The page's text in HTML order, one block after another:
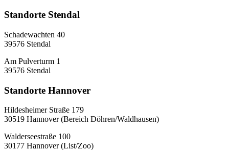
Standorte Stendal
Schadewachten 40
39576 Stendal
Am Pulverturm 1
39576 Stendal
Standorte Hannover
Hildesheimer Straße 179
30519 Hannover (Bereich Döhren/Waldhausen)
Walderseestraße 100
30177 Hannover (List/Zoo)